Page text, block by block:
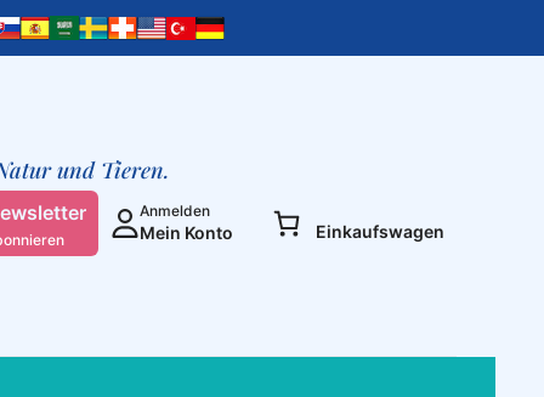
und Tieren.
Anmelden
Mein Konto Einkaufswagen
uns
in
Gebet
für
die